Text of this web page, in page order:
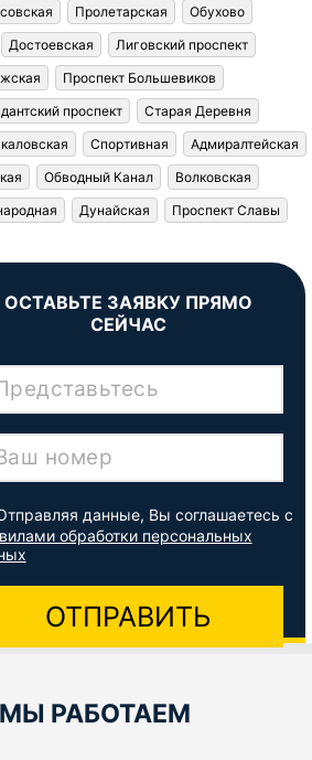
Пролетарская
Обухово
Достоевская
Лиговский проспект
Проспект Большевиков
проспект
Старая Деревня
Спортивная
Адмиралтейская
Обводный Канал
Волковская
Дунайская
Проспект Славы
ОСТАВЬТЕ ЗАЯВКУ ПРЯМО
СЕЙЧАС
номер
данные, Вы соглашаетесь с
обработки персональных
ОТПРАВИТЬ
РАБОТАЕМ